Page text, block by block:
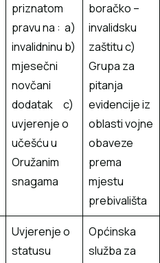
priznatom
pravu na : a)
invalidninu b)
mjesečni
novčani
dodatak c)
uvjerenje o
učešću u
Oružanim
snagama
boračko –
invalidsku
zaštitu c)
Grupa za
pitanja
evidencije iz
oblasti vojne
obaveze
prema
mjestu
prebivališta
Uvjerenje o
statusu
Općinska
služba za